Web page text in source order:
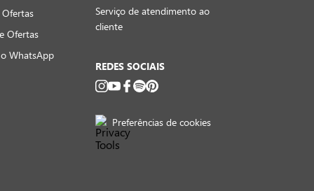
Ofertas
WhatsApp
Serviço de atendimento ao
cliente
REDES SOCIAIS
Preferências de cookies